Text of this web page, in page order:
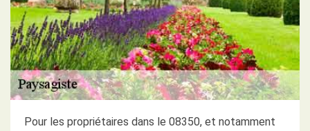
Pour les propriétaires dans le 08350, et notamment